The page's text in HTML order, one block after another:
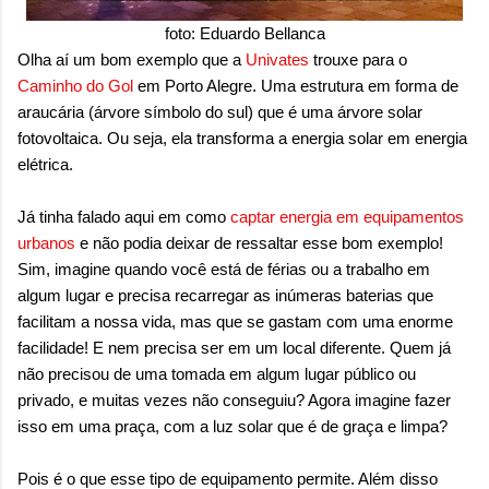
sensação isolada. Se per...
foto: Eduardo Bellanca
Olha aí um bom exemplo que a Univates trouxe para o
Caminho do Gol em Porto Alegre. Uma estrutura em forma de
araucária (árvore símbolo do sul) que é uma árvore solar
fotovoltaica. Ou seja, ela transforma a energia solar em energia
elétrica.
Já tinha falado aqui em como captar energia em equipamentos
urbanos e não podia deixar de ressaltar esse bom exemplo!
Sim, imagine quando você está de férias ou a trabalho em
algum lugar e precisa recarregar as inúmeras baterias que
facilitam a nossa vida, mas que se gastam com uma enorme
facilidade! E nem precisa ser em um local diferente. Quem já
não precisou de uma tomada em algum lugar público ou
privado, e muitas vezes não conseguiu? Agora imagine fazer
isso em uma praça, com a luz solar que é de graça e limpa?
Pois é o que esse tipo de equipamento permite. Além disso